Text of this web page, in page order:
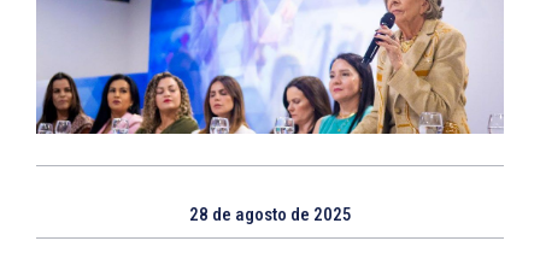
28 de agosto de 2025